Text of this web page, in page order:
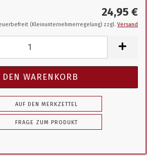
24,95 €
(Kleinunternehmerregelung) zzgl. Versand
AUF DEN MERKZETTEL
FRAGE ZUM PRODUKT